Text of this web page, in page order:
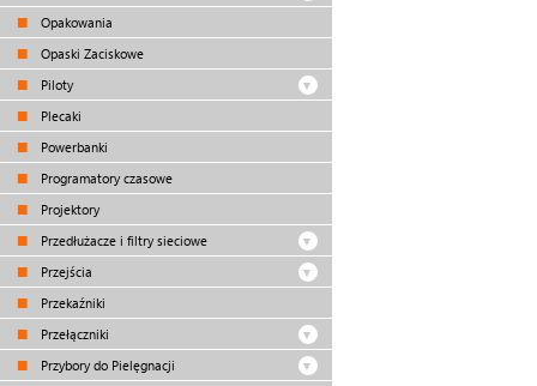
Opakowania
Opaski Zaciskowe
Piloty
Plecaki
Powerbanki
Programatory czasowe
Projektory
Przedłużacze i filtry sieciowe
Przejścia
Przekaźniki
Przełączniki
Przybory do Pielęgnacji